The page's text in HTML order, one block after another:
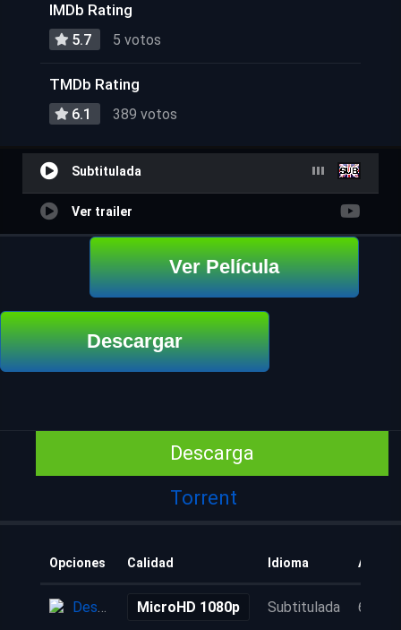
IMDb Rating
5.7 5 votos
TMDb Rating
6.1 389 votos
Subtitulada
Ver trailer
Ver Película
Descargar
Descarga
Torrent
Opciones Calidad Idioma
Descarga MicroHD 1080p Subtitulada 6 años